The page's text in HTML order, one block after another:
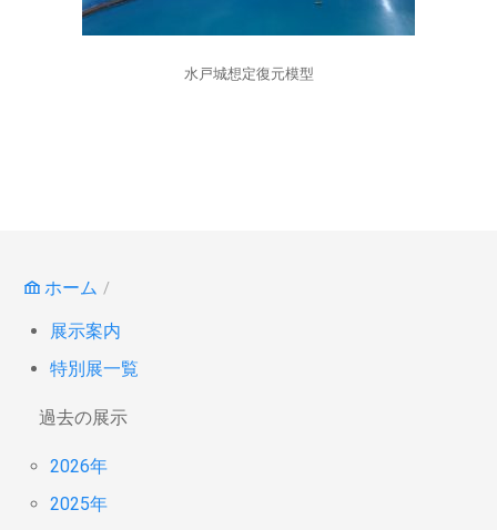
水戸城想定復元模型
ホーム
展示案内
特別展一覧
過去の展示
2026年
2025年